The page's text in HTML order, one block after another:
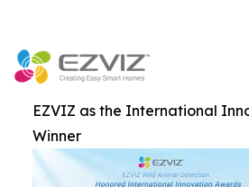
EZVIZ as the International
Winner